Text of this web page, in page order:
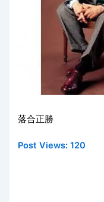
落合正勝
Post Views: 120